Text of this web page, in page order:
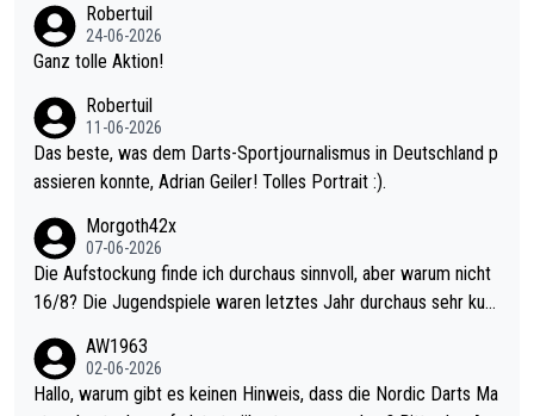
mal 40+ erst recht. Da gewinnst keinen Blumentopf - ist ja noc
h krasser wie ein Pokalspiel eines Kreisligisten vs einem Bund
Robertuil
24-06-2026
Ganz tolle Aktion!
Robertuil
11-06-2026
Das beste, was dem Darts-Sportjournalismus in Deutschland p
assieren konnte, Adrian Geiler! Tolles Portrait :).
Morgoth42x
07-06-2026
Die Aufstockung finde ich durchaus sinnvoll, aber warum nicht
16/8? Die Jugendspiele waren letztes Jahr durchaus sehr kurz
Allerdings ist Mitchell Lawrie als Nummer 1 der Welt eh qualifi
ziert. Somit ändert die automatische Qualifikation des Weltmei
AW1963
02-06-2026
Hallo, warum gibt es keinen Hinweis, dass die Nordic Darts Ma